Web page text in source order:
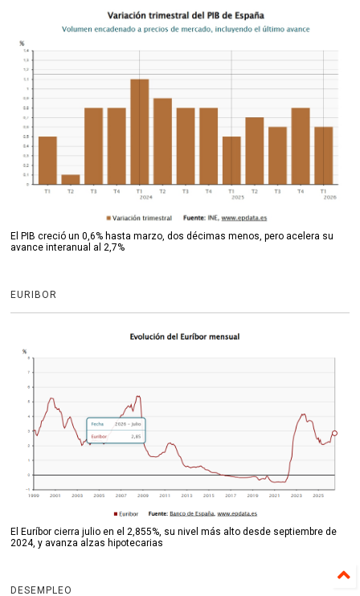
El PIB creció un 0,6% hasta marzo, dos décimas menos, pero acelera su
avance interanual al 2,7%
EURIBOR
El Euríbor cierra julio en el 2,855%, su nivel más alto desde septiembre de
2024, y avanza alzas hipotecarias
DESEMPLEO